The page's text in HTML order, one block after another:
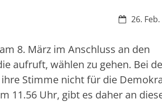
Datum:
26.
8. März im Anschluss an den
aufruft, wählen zu gehen. Bei
Stimme nicht für die
11.56 Uhr, gibt es daher an